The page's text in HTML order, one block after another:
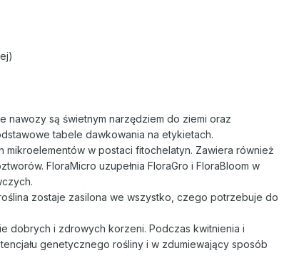
nawozy są świetnym narzędziem do ziemi oraz
tabele dawkowania na etykietach.
w postaci fitochelatyn. Zawiera również
FloraMicro uzupełnia FloraGro i FloraBloom w
zostaje zasilona we wszystko, czego potrzebuje do
dobrych i zdrowych korzeni. Podczas kwitnienia i
genetycznego rośliny i w zdumiewający sposób